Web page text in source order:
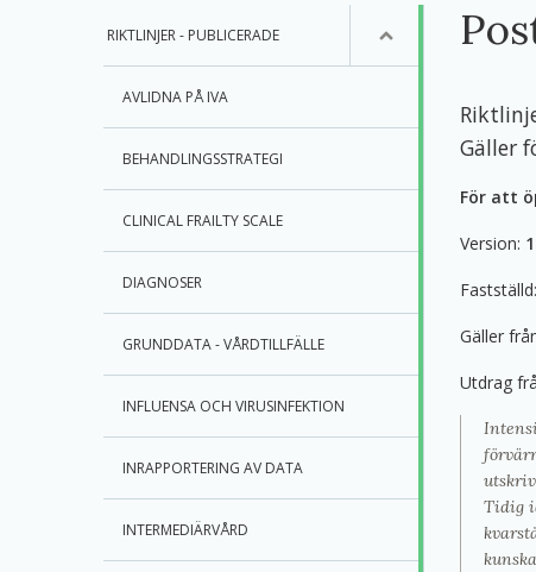
RIKTLINJER - PUBLICERADE
AVLIDNA PÅ IVA
BEHANDLINGSSTRATEGI
CLINICAL FRAILTY SCALE
DIAGNOSER
GRUNDDATA - VÅRDTILLFÄLLE
INFLUENSA OCH VIRUSINFEKTION
INRAPPORTERING AV DATA
INTERMEDIÄRVÅRD
Gäller
För att
Version:
Fastställd:
Gäller
Utdrag
Tidig